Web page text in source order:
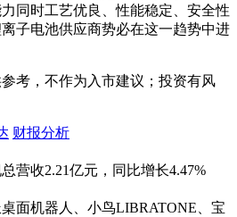
同时工艺优良、性能稳定、安全性
子电池供应商势必在这一趋势中进
考，不作为入市建议；投资有风
财报分析
营收2.21亿元，同比增长4.47%
面机器人、小鸟LIBRATONE、宝